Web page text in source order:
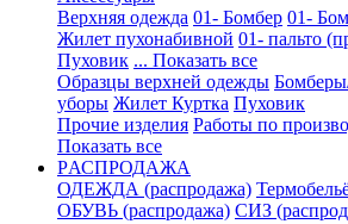
Верхняя одежда 01- Бомбер 01-
Жилет пухонабивной 01- пальто
Пуховик ... Показать все
Образцы верхней одежды
уборы Жилет Куртка Пуховик
Прочие изделия Работы по
Показать все
PАСПРОДАЖА
ОДЕЖДА (распродажа)
ОБУВЬ (распродажа) СИЗ